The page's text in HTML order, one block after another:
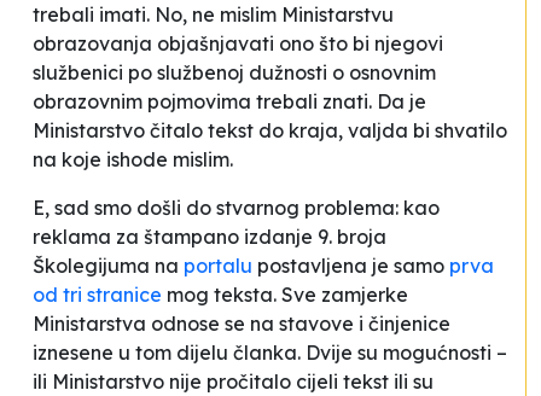
trebali imati. No, ne mislim Ministarstvu
obrazovanja objašnjavati ono što bi njegovi
službenici po službenoj dužnosti o osnovnim
obrazovnim pojmovima trebali znati. Da je
Ministarstvo čitalo tekst do kraja, valjda bi shvatilo
na koje ishode mislim.
E, sad smo došli do stvarnog problema: kao
reklama za štampano izdanje 9. broja
Školegijuma na portalu postavljena je samo prva
od tri stranice mog teksta. Sve zamjerke
Ministarstva odnose se na stavove i činjenice
iznesene u tom dijelu članka. Dvije su mogućnosti –
ili Ministarstvo nije pročitalo cijeli tekst ili su